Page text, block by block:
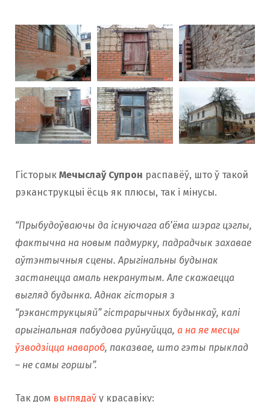
Гісторык Мечыслаў Супрон распавёў, што ў такой
рэканструкцыі ёсць як плюсы, так і мінусы.
“Прыбудоўваючы да існуючага аб’ёма шэраг цэглы,
фактычна на новым падмурку, падрадчык захавае
аўтэнтычныя сцены. Арыгінальны будынак
застанецца амаль некранутым. Але скажаецца
выгляд будынка. Аднак гісторыя з
“рэканструкцыяй” гістрарычных будынкаў, калі
арыгінальная пабудова руйнуйцца, а на яе месцы
ўзводзіцца навароб, паказвае, што гэты прыклад
– не самы горшы”.
Так дом выглядаў у красавiку: